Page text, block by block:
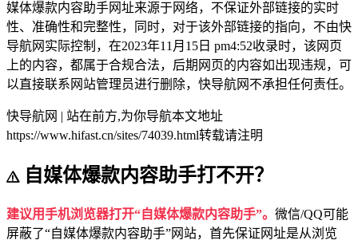
媒体爆款内容助手网址来源于网络，不保证外部链接的实时
性、准确性和完整性，同时，对于该外部链接的指向，不由快
导航网实际控制，在2023年11月15日 pm4:52收录时，该网页
上的内容，都属于合规合法，后期网页的内容如出现违规，可
以直接联系网站管理员进行删除，快导航网不承担任何责任。
快导航网 | 站在前方,为你导航本文地址
https://www.hifast.cn/sites/74039.html转载请注明
自媒体爆款内容助手打不开？
建议用手机浏览器打开“自媒体爆款内容助手”。 微信/QQ可能
屏蔽了“自媒体爆款内容助手”网站，首先保证网址是从浏览